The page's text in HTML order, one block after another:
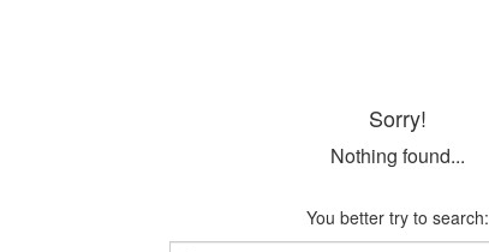
Sorry!
Nothing found...
You better try to search: